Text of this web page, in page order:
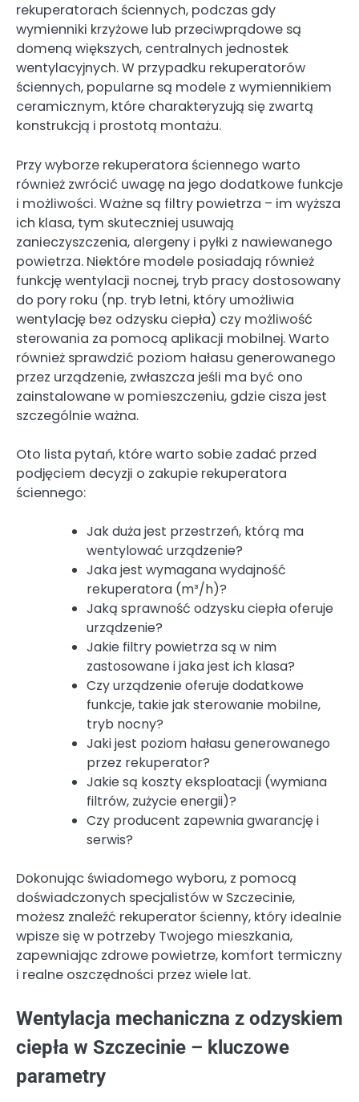
rekuperatorach ściennych, podczas gdy
wymienniki krzyżowe lub przeciwprądowe są
domeną większych, centralnych jednostek
wentylacyjnych. W przypadku rekuperatorów
ściennych, popularne są modele z wymiennikiem
ceramicznym, które charakteryzują się zwartą
konstrukcją i prostotą montażu.
Przy wyborze rekuperatora ściennego warto
również zwrócić uwagę na jego dodatkowe funkcje
i możliwości. Ważne są filtry powietrza – im wyższa
ich klasa, tym skuteczniej usuwają
zanieczyszczenia, alergeny i pyłki z nawiewanego
powietrza. Niektóre modele posiadają również
funkcję wentylacji nocnej, tryb pracy dostosowany
do pory roku (np. tryb letni, który umożliwia
wentylację bez odzysku ciepła) czy możliwość
sterowania za pomocą aplikacji mobilnej. Warto
również sprawdzić poziom hałasu generowanego
przez urządzenie, zwłaszcza jeśli ma być ono
zainstalowane w pomieszczeniu, gdzie cisza jest
szczególnie ważna.
Oto lista pytań, które warto sobie zadać przed
podjęciem decyzji o zakupie rekuperatora
ściennego:
Jak duża jest przestrzeń, którą ma
wentylować urządzenie?
Jaka jest wymagana wydajność
rekuperatora (m³/h)?
Jaką sprawność odzysku ciepła oferuje
urządzenie?
Jakie filtry powietrza są w nim
zastosowane i jaka jest ich klasa?
Czy urządzenie oferuje dodatkowe
funkcje, takie jak sterowanie mobilne,
tryb nocny?
Jaki jest poziom hałasu generowanego
przez rekuperator?
Jakie są koszty eksploatacji (wymiana
filtrów, zużycie energii)?
Czy producent zapewnia gwarancję i
serwis?
Dokonując świadomego wyboru, z pomocą
doświadczonych specjalistów w Szczecinie,
możesz znaleźć rekuperator ścienny, który idealnie
wpisze się w potrzeby Twojego mieszkania,
zapewniając zdrowe powietrze, komfort termiczny
i realne oszczędności przez wiele lat.
Wentylacja mechaniczna z odzyskiem
ciepła w Szczecinie – kluczowe
parametry